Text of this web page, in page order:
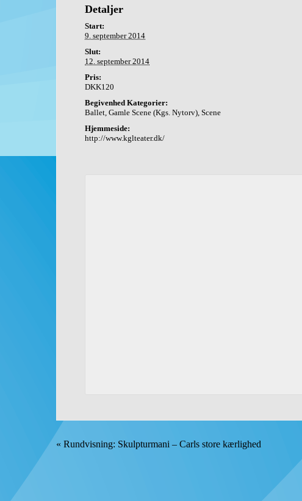
Detaljer
Start:
9. september 2014
Slut:
12. september 2014
Pris:
DKK120
Begivenhed Kategorier:
Ballet ,Gamle Scene (Kgs. Nytorv) ,Scene
Hjemmeside:
http://www.kglteater.dk/
« Rundvisning: Skulpturmani – Carls store kærlighed